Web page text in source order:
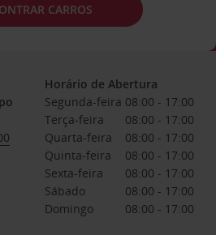
CARROS
Horário de Abertura
Segunda-feira 08:00 - 17:00
Terça-feira
08:00 - 17:00
Quarta-feira
08:00 - 17:00
Quinta-feira
08:00 - 17:00
Sexta-feira
08:00 - 17:00
Sábado
08:00 - 17:00
Domingo
08:00 - 17:00